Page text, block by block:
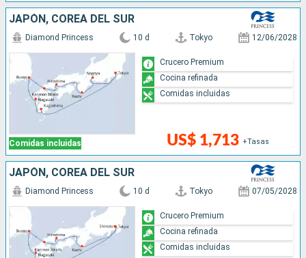
JAPÓN, COREA DEL SUR
Comidas incluidas
Diamond Princess 10 d Tokyo 12/06/2028
US$ 1,713 +Tasas
Crucero Premium
Cocina refinada
Comidas incluidas
JAPÓN, COREA DEL SUR
Diamond Princess 10 d Tokyo 07/05/2028
Crucero Premium
Cocina refinada
Comidas incluidas